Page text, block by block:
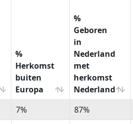
%
Herkomst
buiten
Europa
%
Geboren
in
Nederland
met
herkomst
Nederland
%
Herkomst
%
Geboren
7% 87%